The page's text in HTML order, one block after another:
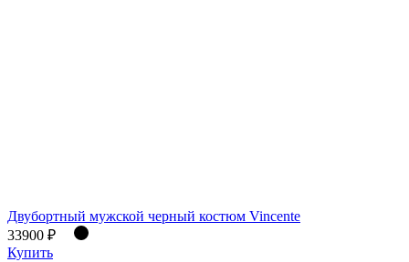
Двубортный мужской черный костюм Vincente
33900 ₽
Купить